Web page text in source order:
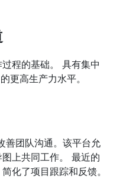
程的基础。 具有集中
更高生产力水平。
善团队沟通。该平台允
上共同工作。 最近的
简化了项目跟踪和反馈。